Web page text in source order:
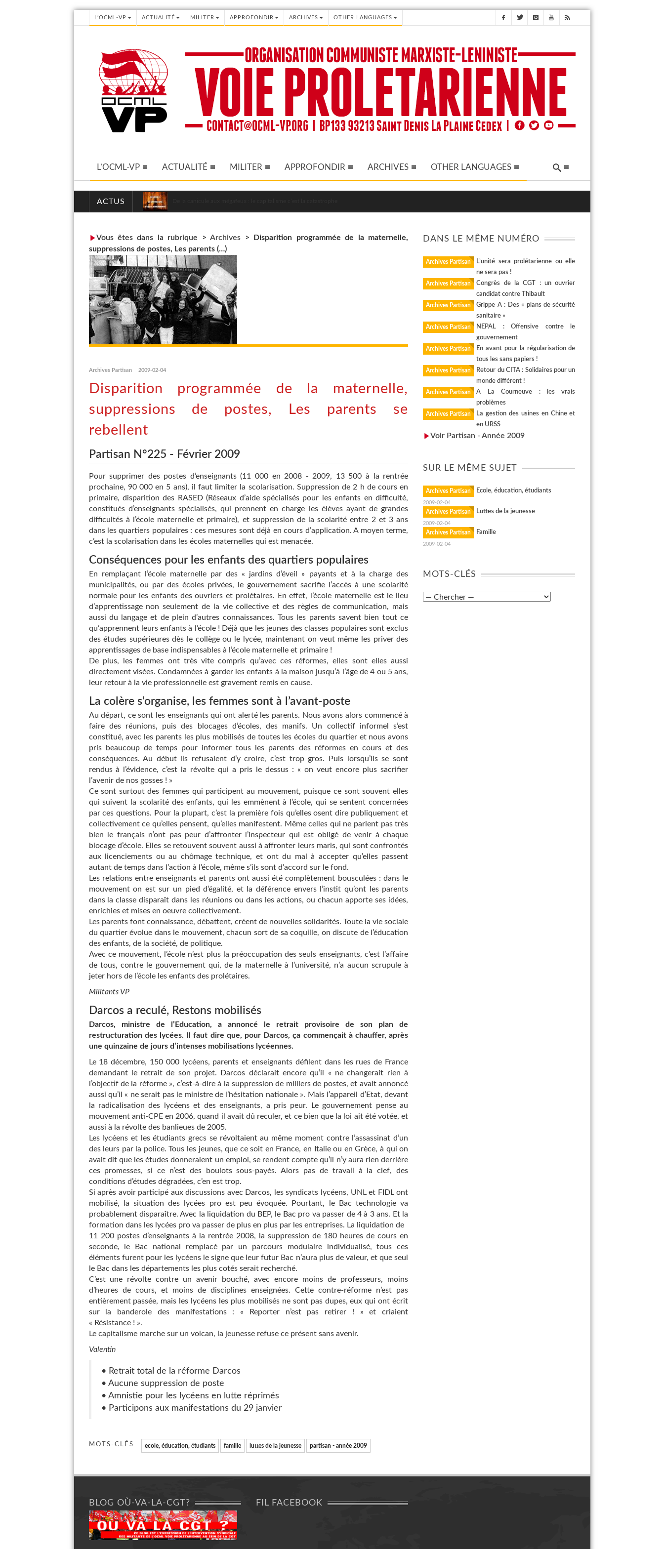
L’OCML-VP ACTUALITÉ MILITER APPROFONDIR ARCHIVES OTHER LANGUAGES
L’OCML-VP ACTUALITÉ MILITER APPROFONDIR ARCHIVES OTHER LANGUAGES
ACTUS
Vous êtes dans la rubrique >Archives >
Disparition programmée de la maternelle,
suppressions de postes, Les parents (…)
Archives Partisan 2009-02-04
Disparition programmée de la maternelle,
suppressions de postes, Les parents se
rebellent
Partisan N°225 - Février 2009
Pour supprimer des postes d’enseignants (11 000 en 2008 - 2009, 13 500 à la rentrée
prochaine, 90 000 en 5 ans), il faut limiter la scolarisation. Suppression de 2 h de cours en
primaire, disparition des RASED (Réseaux d’aide spécialisés pour les enfants en difficulté,
constitués d’enseignants spécialisés, qui prennent en charge les élèves ayant de grandes
difficultés à l’école maternelle et primaire), et suppression de la scolarité entre 2 et 3 ans
dans les quartiers populaires : ces mesures sont déjà en cours d’application. A moyen terme,
c’est la scolarisation dans les écoles maternelles qui est menacée.
Conséquences pour les enfants des quartiers populaires
En remplaçant l’école maternelle par des « jardins d’éveil » payants et à la charge des
municipalités, ou par des écoles privées, le gouvernement sacrifie l’accès à une scolarité
normale pour les enfants des ouvriers et prolétaires. En effet, l’école maternelle est le lieu
d’apprentissage non seulement de la vie collective et des règles de communication, mais
aussi du langage et de plein d’autres connaissances. Tous les parents savent bien tout ce
qu’apprennent leurs enfants à l’école ! Déjà que les jeunes des classes populaires sont exclus
des études supérieures dès le collège ou le lycée, maintenant on veut même les priver des
apprentissages de base indispensables à l’école maternelle et primaire !
De plus, les femmes ont très vite compris qu’avec ces réformes, elles sont elles aussi
directement visées. Condamnées à garder les enfants à la maison jusqu’à l’âge de 4 ou 5 ans,
leur retour à la vie professionnelle est gravement remis en cause.
La colère s’organise, les femmes sont à l’avant-poste
Au départ, ce sont les enseignants qui ont alerté les parents. Nous avons alors commencé à
faire des réunions, puis des blocages d’écoles, des manifs. Un collectif informel s’est
constitué, avec les parents les plus mobilisés de toutes les écoles du quartier et nous avons
pris beaucoup de temps pour informer tous les parents des réformes en cours et des
conséquences. Au début ils refusaient d’y croire, c’est trop gros. Puis lorsqu’ils se sont
rendus à l’évidence, c’est la révolte qui a pris le dessus : « on veut encore plus sacrifier
l’avenir de nos gosses ! »
Ce sont surtout des femmes qui participent au mouvement, puisque ce sont souvent elles
qui suivent la scolarité des enfants, qui les emmènent à l’école, qui se sentent concernées
par ces questions. Pour la plupart, c’est la première fois qu’elles osent dire publiquement et
collectivement ce qu’elles pensent, qu’elles manifestent. Même celles qui ne parlent pas très
bien le français n’ont pas peur d’affronter l’inspecteur qui est obligé de venir à chaque
blocage d’école. Elles se retouvent souvent aussi à affronter leurs maris, qui sont confrontés
aux licenciements ou au chômage technique, et ont du mal à accepter qu’elles passent
autant de temps dans l’action à l’école, même s’ils sont d’accord sur le fond.
Les relations entre enseignants et parents ont aussi été complètement bousculées : dans le
mouvement on est sur un pied d’égalité, et la déférence envers l’instit qu’ont les parents
dans la classe disparaît dans les réunions ou dans les actions, ou chacun apporte ses idées,
enrichies et mises en oeuvre collectivement.
Les parents font connaissance, débattent, créent de nouvelles solidarités. Toute la vie sociale
du quartier évolue dans le mouvement, chacun sort de sa coquille, on discute de l’éducation
des enfants, de la société, de politique.
Avec ce mouvement, l’école n’est plus la préoccupation des seuls enseignants, c’est l’affaire
de tous, contre le gouvernement qui, de la maternelle à l’université, n’a aucun scrupule à
jeter hors de l’école les enfants des prolétaires.
Militants VP
Darcos a reculé, Restons mobilisés
Darcos, ministre de l’Education, a annoncé le retrait provisoire de son plan de
restructuration des lycées. Il faut dire que, pour Darcos, ça commençait à chauffer, après
une quinzaine de jours d’intenses mobilisations lycéennes.
Le 18 décembre, 150 000 lycéens, parents et enseignants défilent dans les rues de France
demandant le retrait de son projet. Darcos déclarait encore qu’il « ne changerait rien à
l’objectif de la réforme », c’est-à-dire à la suppression de milliers de postes, et avait annoncé
aussi qu’il « ne serait pas le ministre de l’hésitation nationale ». Mais l’appareil d’Etat, devant
la radicalisation des lycéens et des enseignants, a pris peur. Le gouvernement pense au
mouvement anti-CPE en 2006, quand il avait dû reculer, et ce bien que la loi ait été votée, et
aussi à la révolte des banlieues de 2005.
Les lycéens et les étudiants grecs se révoltaient au même moment contre l’assassinat d’un
des leurs par la police. Tous les jeunes, que ce soit en France, en Italie ou en Grèce, à qui on
avait dit que les études donneraient un emploi, se rendent compte qu’il n’y aura rien derrière
ces promesses, si ce n’est des boulots sous-payés. Alors pas de travail à la clef, des
conditions d’études dégradées, c’en est trop.
Si après avoir participé aux discussions avec Darcos, les syndicats lycéens, UNL et FIDL ont
mobilisé, la situation des lycées pro est peu évoquée. Pourtant, le Bac technologie va
probablement disparaître. Avec la liquidation du BEP, le Bac pro va passer de 4 à 3 ans. Et la
formation dans les lycées pro va passer de plus en plus par les entreprises. La liquidation de
11 200 postes d’enseignants à la rentrée 2008, la suppression de 180 heures de cours en
seconde, le Bac national remplacé par un parcours modulaire individualisé, tous ces
éléments furent pour les lycéens le signe que leur futur Bac n’aura plus de valeur, et que seul
le Bac dans les départements les plus cotés serait recherché.
C’est une révolte contre un avenir bouché, avec encore moins de professeurs, moins
d’heures de cours, et moins de disciplines enseignées. Cette contre-réforme n’est pas
entièrement passée, mais les lycéens les plus mobilisés ne sont pas dupes, eux qui ont écrit
sur la banderole des manifestations : « Reporter n’est pas retirer ! » et criaient
« Résistance ! ».
Le capitalisme marche sur un volcan, la jeunesse refuse ce présent sans avenir.
Valentin
• Retrait total de la réforme Darcos
• Aucune suppression de poste
• Amnistie pour les lycéens en lutte réprimés
• Participons aux manifestations du 29 janvier
MOTS-CLÉS ecole, éducation, étudiants famille luttes de la jeunesse partisan - année 2009
DANS LE MÊME NUMÉRO
Archives Partisan
L’unité sera prolétarienne ou elle
ne sera pas !
Archives Partisan
Congrès de la CGT : un ouvrier
candidat contre Thibault
Archives Partisan
Grippe A : Des « plans de sécurité
sanitaire »
Archives Partisan
NEPAL : Offensive contre le
gouvernement
Archives Partisan
En avant pour la régularisation de
tous les sans papiers !
Archives Partisan
Retour du CITA : Solidaires pour un
monde différent !
Archives Partisan
A La Courneuve : les vrais
problèmes
Archives Partisan
La gestion des usines en Chine et
en URSS
Voir Partisan - Année 2009
SUR LE MÊME SUJET
Archives Partisan Ecole, éducation, étudiants
2009-02-04
Archives Partisan Luttes de la jeunesse
2009-02-04
Archives Partisan Famille
2009-02-04
MOTS-CLÉS
BLOG OÙ-VA-LA-CGT? FIL FACEBOOK